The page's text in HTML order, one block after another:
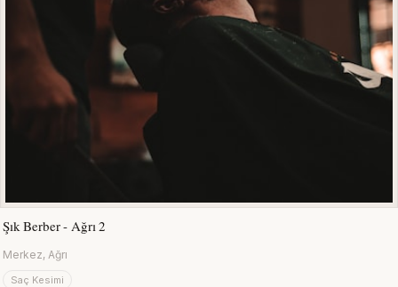
Şık Berber - Ağrı 2
Merkez, Ağrı
Saç Kesimi